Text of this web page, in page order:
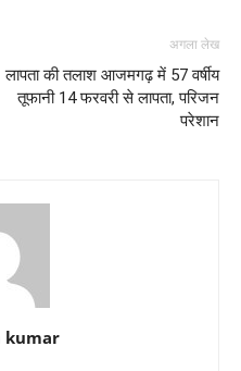
अगला लेख
लापता की तलाश आजमगढ़ में 57 वर्षीय
तूफानी 14 फरवरी से लापता, परिजन
परेशान
kumar